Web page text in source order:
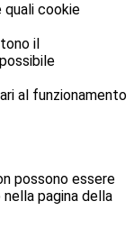
quali cookie
il
al funzionamento
possono essere
pagina della